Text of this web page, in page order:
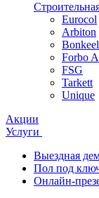
Eurocol
Arbiton
Bonkeel
Forbo
FSG
Tarkett
Unique
Акции
Услуги
Выездная
Пол под
Онлайн-